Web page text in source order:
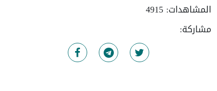
المشاهدات: 4915
مشاركة: